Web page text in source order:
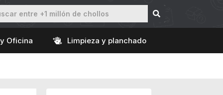
Oficina Limpieza y planchado